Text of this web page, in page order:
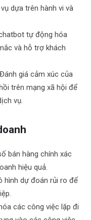
dựa trên hành vi và
tự động hóa
và hỗ trợ khách
Đánh giá cảm xúc của
trên mạng xã hội để
vụ.
bán hàng chính xác
hiệu quả.
hình dự đoán rủi ro để
các công việc lặp đi